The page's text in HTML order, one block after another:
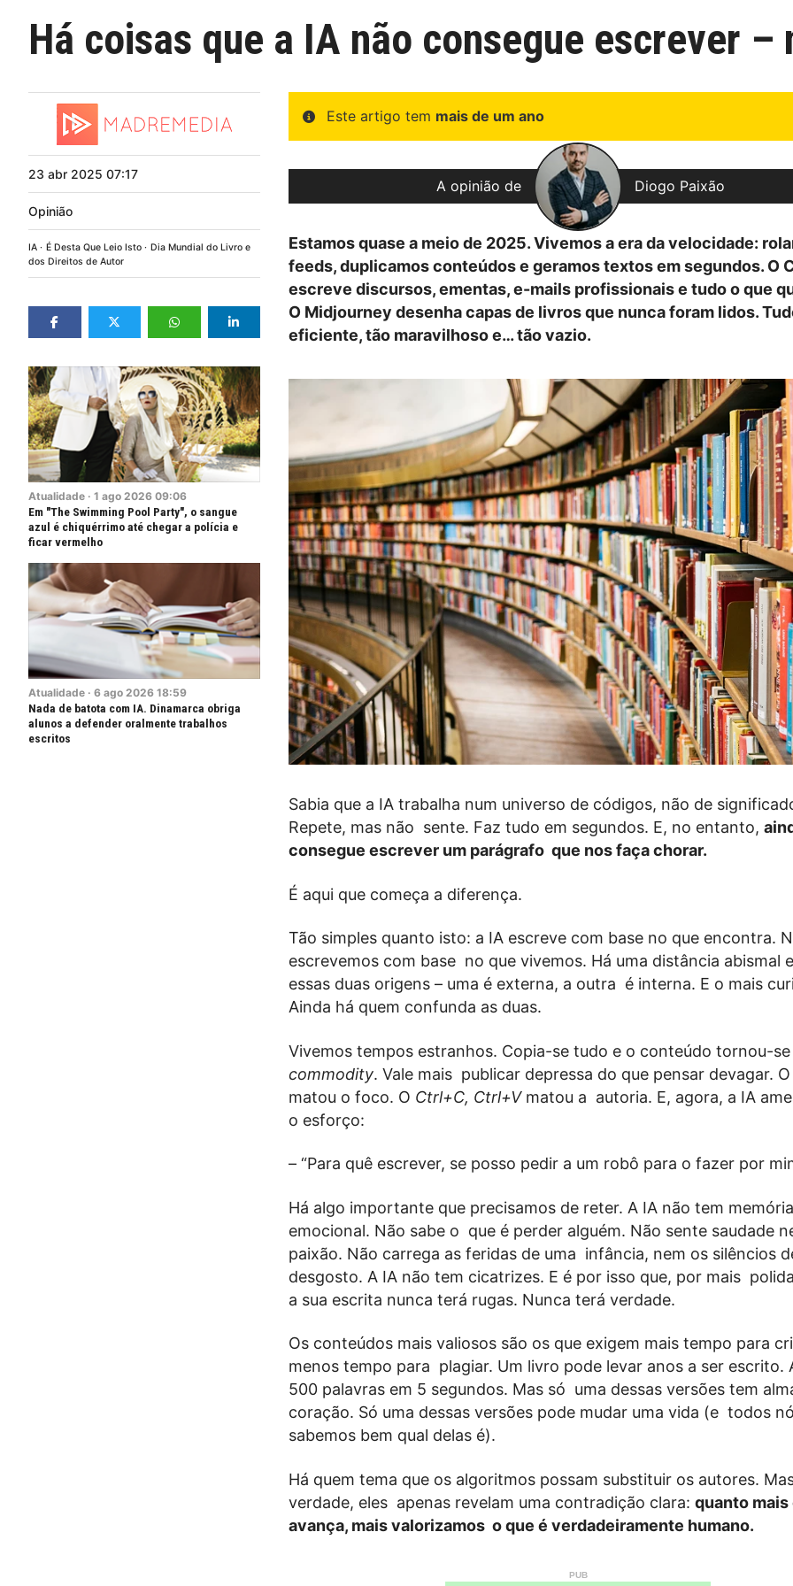
Há coisas que a IA não consegue escrever –
23 abr 2025 07:17
Opinião
IA É Desta Que Leio Isto
Dia Mundial do Livro e
dos Direitos de Autor
Atualidade · 1 ago 2026 09:06
Em "The Swimming Pool Party", o sangue
azul é chiquérrimo até chegar a polícia e
ficar vermelho
Atualidade · 6 ago 2026 18:59
Nada de batota com IA. Dinamarca obriga
alunos a defender oralmente trabalhos
escritos
Este artigo tem mais de um ano
A opinião de Diogo Paixão
Estamos quase a meio de 2025. Vivemos a era da velocidade:
feeds, duplicamos conteúdos e geramos textos em segundos. O
escreve discursos, ementas, e-mails profissionais e tudo o que
O Midjourney desenha capas de livros que nunca foram lidos.
eficiente, tão maravilhoso e… tão vazio.
Sabia que a IA trabalha num universo de códigos, não de
Repete, mas não sente. Faz tudo em segundos. E, no entanto,
consegue escrever um parágrafo que nos faça chorar.
É aqui que começa a diferença.
Tão simples quanto isto: a IA escreve com base no que encontra.
escrevemos com base no que vivemos. Há uma distância abismal
essas duas origens – uma é externa, a outra é interna. E o mais
Ainda há quem confunda as duas.
Vivemos tempos estranhos. Copia-se tudo e o conteúdo tornou-se
commodity. Vale mais publicar depressa do que pensar devagar.
matou o foco. O Ctrl+C, Ctrl+V matou a autoria. E, agora, a IA
o esforço:
– “Para quê escrever, se posso pedir a um robô para o fazer por
Há algo importante que precisamos de reter. A IA não tem memória
emocional. Não sabe o que é perder alguém. Não sente saudade
paixão. Não carrega as feridas de uma infância, nem os silêncios
desgosto. A IA não tem cicatrizes. E é por isso que, por mais
a sua escrita nunca terá rugas. Nunca terá verdade.
Os conteúdos mais valiosos são os que exigem mais tempo para
menos tempo para plagiar. Um livro pode levar anos a ser escrito.
500 palavras em 5 segundos. Mas só uma dessas versões tem
coração. Só uma dessas versões pode mudar uma vida (e todos
sabemos bem qual delas é).
Há quem tema que os algoritmos possam substituir os autores.
verdade, eles apenas revelam uma contradição clara: quanto
avança, mais valorizamos o que é verdadeiramente humano.